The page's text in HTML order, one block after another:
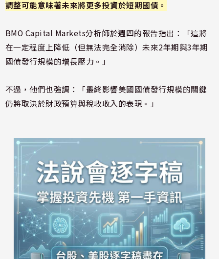
調整可能意味著未來將更多投資於短期國債。
BMO Capital Markets分析師於週四的報告指出：「這將
在一定程度上降低（但無法完全消除）未來2年期與3年期
國債發行規模的增長壓力。」
不過，他們也強調：「最終影響美國國債發行規模的關鍵
仍將取決於財政預算與稅收收入的表現。」